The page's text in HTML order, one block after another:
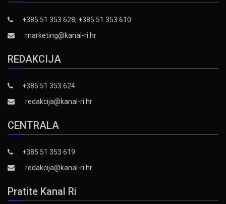
+385 51 353 628, +385 51 353 610
marketing@kanal-ri.hr
REDAKCIJA
+385 51 353 624
redakcija@kanal-ri.hr
CENTRALA
+385 51 353 619
redakcija@kanal-ri.hr
Pratite Kanal Ri